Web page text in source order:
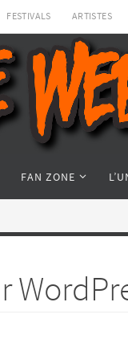
FESTIVALS ARTISTES
FAN ZONE